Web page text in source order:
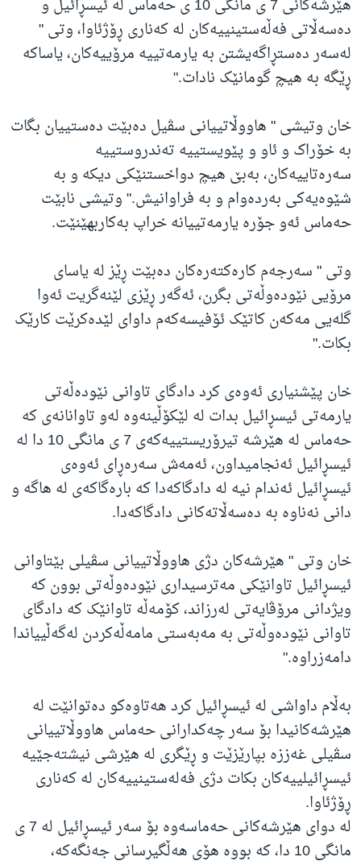
هێرشەکانی 7 ی مانگی 10 ی حەماس لە ئیسڕائیل و
دەسەڵاتی فەڵەستینییەکان لە کەناری ڕۆژئاوا، وتی "
لەسەر دەستڕاگەیشتن بە یارمەتییە مرۆییەکان، یاساکە
ڕێگە بە هیچ گومانێک نادات."
خان وتیشی " هاووڵاتییانی سڤیل دەبێت دەستییان بگات
بە خۆراک و ئاو و پێویستییە تەندروستییە
سەرەتاییەکان، بەبێ هیچ دواخستنێکی دیکە و بە
شێوەیەکی بەردەوام و بە فراوانیش." وتیشی نابێت
حەماس ئەو جۆرە یارمەتییانە خراپ بەکاربهێنێت.
وتی " سەرجەم کارەکتەرەکان دەبێت ڕێز لە یاسای
مرۆیی نێودەوڵەتی بگرن، ئەگەر ڕێزی لێنەگریت ئەوا
گلەیی مەکەن کاتێک ئۆفیسەکەم داوای لێدەکرێت کارێک
بکات."
خان پێشنیاری ئەوەی کرد دادگای تاوانی نێودەڵەتی
یارمەتی ئیسڕائیل بدات لە لێکۆڵینەوە لەو تاوانانەی کە
حەماس لە هێرشە تیرۆریستییەکەی 7 ی مانگی 10 دا لە
ئیسڕائیل ئەنجامیداون، ئەمەش سەرەڕای ئەوەی
ئیسڕائیل ئەندام نیە لە دادگاکەدا کە بارەگاکەی لە هاگە و
دانی نەناوە بە دەسەڵاتەکانی دادگاکەدا.
خان وتی " هێرشەکان دژی هاووڵاتییانی سڤیلی بێتاوانی
ئیسڕائیل تاوانێکی مەترسیداری نێودەوڵەتی بوون کە
ویژدانی مرۆڤایەتی لەرزاند، کۆمەڵە تاوانێک کە دادگای
تاوانی نێودەوڵەتی بە مەبەستی مامەڵەکردن لەگەڵییاندا
دامەزراوە."
بەڵام داواشی لە ئیسڕائیل کرد هەتاوەکو دەتوانێت لە
هێرشەکانیدا بۆ سەر چەکدارانی حەماس هاووڵاتییانی
سڤیلی غەززە بپارێزێت و ڕێگری لە هێرشی نیشتەجێیە
ئیسڕائیلییەکان بکات دژی فەلەستینییەکان لە کەناری
ڕۆژئاوا.
لە دوای هێرشەکانی حەماسەوە بۆ سەر ئیسڕائیل لە 7 ی
مانگی 10 دا، کە بووە هۆی هەڵگیرسانی جەنگەکە،